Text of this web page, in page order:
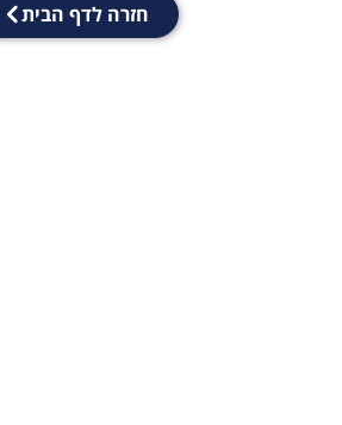
חזרה לדף הבית